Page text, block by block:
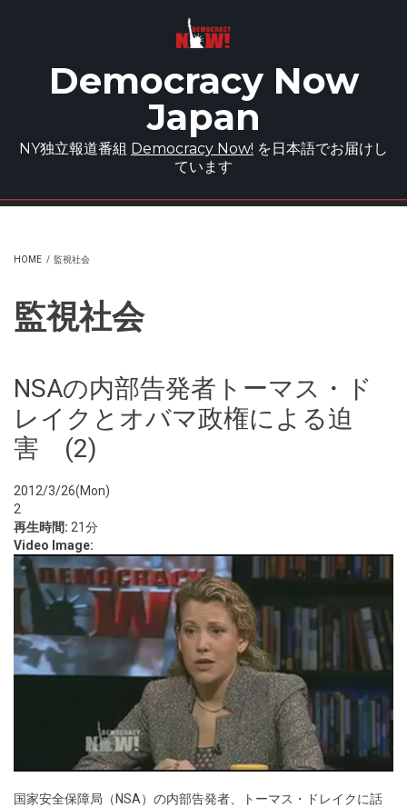
Democracy Now
Japan
NY独立報道番組 Democracy Now! を日本語でお届けし
ています
HOME / 監視社会
監視社会
NSAの内部告発者トーマス・ド
レイクとオバマ政権による迫
害 (2)
2012/3/26(Mon)
2
再生時間: 21分
Video Image:
国家安全保障局（NSA）の内部告発者、トーマス・ドレイクに話